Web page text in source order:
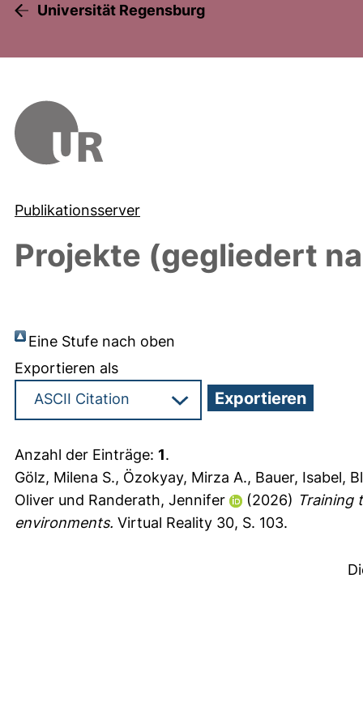
Universität Regensburg
Publikationsserver
Projekte (gegliedert
Eine Stufe nach oben
Exportieren als
Anzahl der Einträge: 1.
Gölz, Milena S., Özokyay, Mirza A., Bauer, Isabel,
Oliver und Randerath, Jennifer (2026) Training
environments. Virtual Reality 30, S. 103.